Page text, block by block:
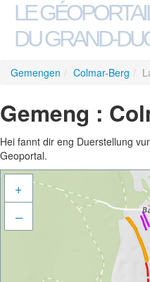
LE
DU GRAND-
Gemengen / Colmar-Berg /
Gemeng :
Hei fannt dir eng Duerstellung
Geoportal.
+
–